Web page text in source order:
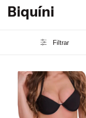
Biquíni
Filtrar